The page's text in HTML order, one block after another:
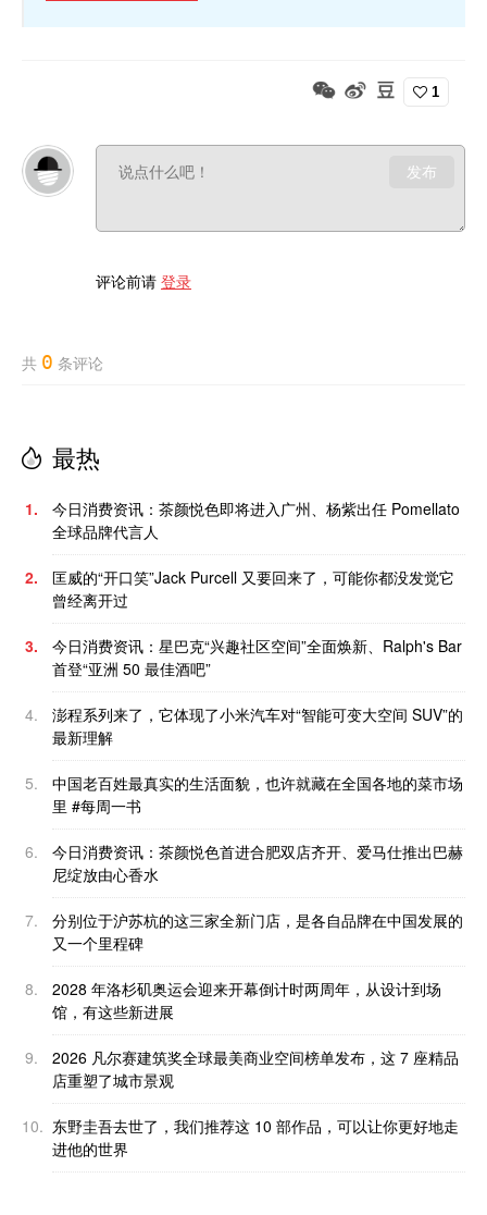
1
发布
评论前请 登录
共 0 条评论
最热
1.
今日消费资讯：茶颜悦色即将进入广州、杨紫出任 Pomellato
全球品牌代言人
2.
匡威的“开口笑”Jack Purcell 又要回来了，可能你都没发觉它
曾经离开过
3.
今日消费资讯：星巴克“兴趣社区空间”全面焕新、Ralph's Bar
首登“亚洲 50 最佳酒吧”
4.
澎程系列来了，它体现了小米汽车对“智能可变大空间 SUV”的
最新理解
5.
中国老百姓最真实的生活面貌，也许就藏在全国各地的菜市场
里 #每周一书
6.
今日消费资讯：茶颜悦色首进合肥双店齐开、爱马仕推出巴赫
尼绽放由心香水
7.
分别位于沪苏杭的这三家全新门店，是各自品牌在中国发展的
又一个里程碑
8.
2028 年洛杉矶奥运会迎来开幕倒计时两周年，从设计到场
馆，有这些新进展
9.
2026 凡尔赛建筑奖全球最美商业空间榜单发布，这 7 座精品
店重塑了城市景观
10. 东野圭吾去世了，我们推荐这 10 部作品，可以让你更好地走
进他的世界